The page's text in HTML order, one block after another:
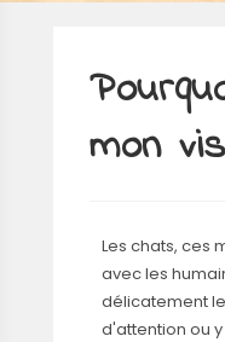
mon
Les chats, ces
avec les
délicatement
d'attention ou